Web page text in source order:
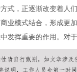
式，正逐渐改变着人
业模式结合，形成更
发挥重要的作用。对